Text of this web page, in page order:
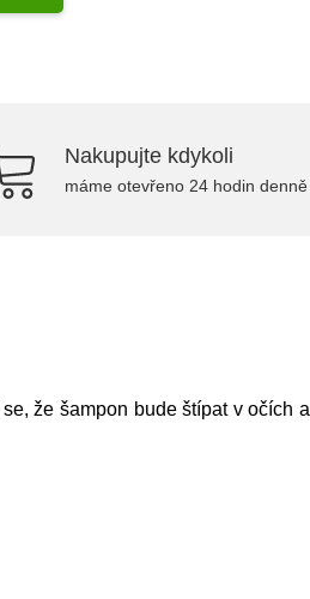
Nakupujte kdykoli
máme otevřeno 24 hodin denně
že šampon bude štípat v očích a